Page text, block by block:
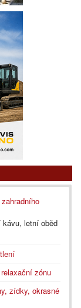
kávu, letní oběd
zónu
zídky, okrasné